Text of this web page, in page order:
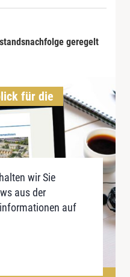
geregelt
für die
wir Sie
aus der
auf